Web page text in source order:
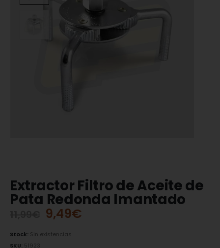
Extractor Filtro de Aceite de
Pata Redonda Imantado
9,49€
Stock: Sin existencias
SKU: 51923